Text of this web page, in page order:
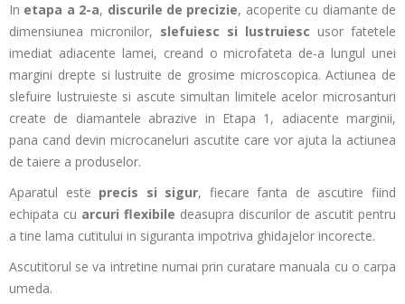
In etapa a 2-a, discurile de precizie, acoperite cu diamante de
dimensiunea micronilor, slefuiesc si lustruiesc usor fatetele
imediat adiacente lamei, creand o microfateta de-a lungul unei
margini drepte si lustruite de grosime microscopica. Actiunea de
slefuire lustruieste si ascute simultan limitele acelor microsanturi
create de diamantele abrazive in Etapa 1, adiacente marginii,
pana cand devin microcaneluri ascutite care vor ajuta la actiunea
de taiere a produselor.
Aparatul este precis si sigur, fiecare fanta de ascutire fiind
echipata cu arcuri flexibile deasupra discurilor de ascutit pentru
a tine lama cutitului in siguranta impotriva ghidajelor incorecte.
Ascutitorul se va intretine numai prin curatare manuala cu o carpa
umeda.